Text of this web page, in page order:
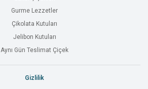
Gurme Lezzetler
Çikolata Kutuları
Jelibon Kutuları
Aynı Gün Teslimat Çiçek
Gizlilik